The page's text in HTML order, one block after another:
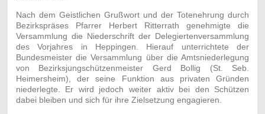
Nach dem Geistlichen Grußwort und der Totenehrung durch
Bezirkspräses Pfarrer Herbert Ritterrath genehmigte die
Versammlung die Niederschrift der Delegiertenversammlung
des Vorjahres in Heppingen. Hierauf unterrichtete der
Bundesmeister die Versammlung über die Amtsniederlegung
von Bezirksjungschützenmeister Gerd Bollig (St. Seb.
Heimersheim), der seine Funktion aus privaten Gründen
niederlegte. Er wird jedoch weiter aktiv bei den Schützen
dabei bleiben und sich für ihre Zielsetzung engagieren.